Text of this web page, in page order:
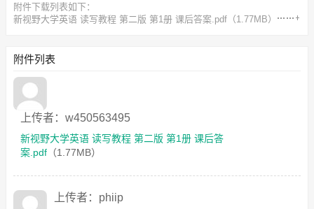
附件下载列表如下：
新视野大学英语 读写教程 第二版 第1册 课后答案.pdf （1.77MB）
附件列表
上传者：w450563495
新视野大学英语 读写教程 第二版 第1册 课后答
案.pdf （1.77MB）
上传者：phiip